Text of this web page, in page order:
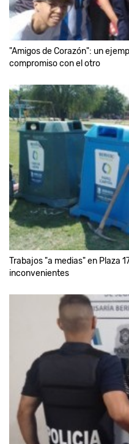
"Amigos de Corazón": un
compromiso con el otro
Trabajos "a medias" en Plaza
inconvenientes